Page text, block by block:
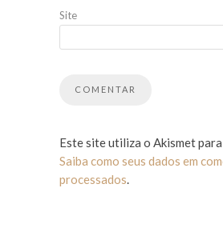
Site
Este site utiliza o Akismet
Saiba como seus dados em
processados.